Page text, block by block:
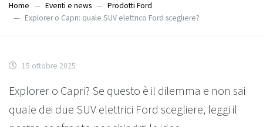
Home Eventi e news
Prodotti Ford
Explorer o Capri: quale SUV elettrico Ford scegliere?
15 ottobre 2025
Explorer o Capri? Se questo è il dilemma e non sai
quale dei due SUV elettrici Ford scegliere, leggi il